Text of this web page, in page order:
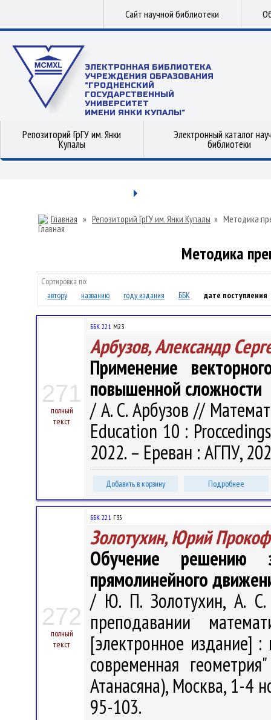
Сайт научной библиотеки
ЭЛЕКТРОННАЯ БИБЛИОТЕКА
УЧРЕЖДЕНИЯ ОБРАЗОВАНИЯ
"ГРОДНЕНСКИЙ
ГОСУДАРСТВЕННЫЙ
УНИВЕРСИТЕТ
ИМЕНИ ЯНКИ КУПАЛЫ"
Репозиторий ГрГУ им. Янки
Купалы
Электронный каталог
библиотеки
Главная » Репозиторий ГрГУ им. Янки Купалы » Методика
Методика
Сортировка по:
автору
названию году издания ББК дате поступления
271
полный
текст
ББК 22.1 М23
Арбузов, Александр
Применение
повышенной сложности
/ А. С. Арбузов //
Education 10 :
2022. – Ереван : АГПУ,
Добавить в корзину Подробнее
272
полный
текст
ББК 22.1 Г35
Золотухин, Юрий
Обучение решению
прямолинейного
/ Ю. П. Золотухин, А. С.
преподавании
[электронное издание]
современная
Атанасяна), Москва, 1-4
95-103.